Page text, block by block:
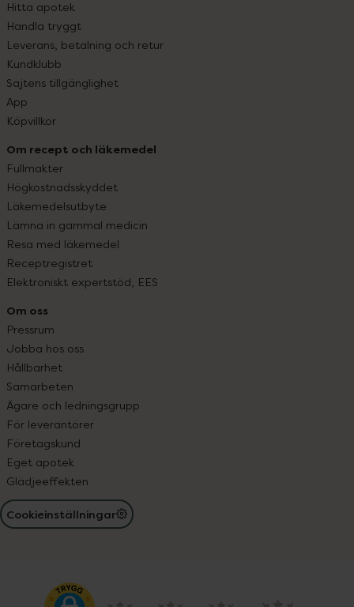
Hitta apotek
Handla tryggt
Leverans, betalning och retur
Kundklubb
Sajtens tillgänglighet
App
Köpvillkor
Om recept och läkemedel
Fullmakter
Högkostnadsskyddet
Läkemedelsutbyte
Lämna in gammal medicin
Resa med läkemedel
Receptregistret
Elektroniskt expertstöd, EES
Om oss
Pressrum
Jobba hos oss
Hållbarhet
Samarbeten
Ägare och ledningsgrupp
För leverantörer
Företagskund
Eget apotek
Glädjeeffekten
Cookieinställningar